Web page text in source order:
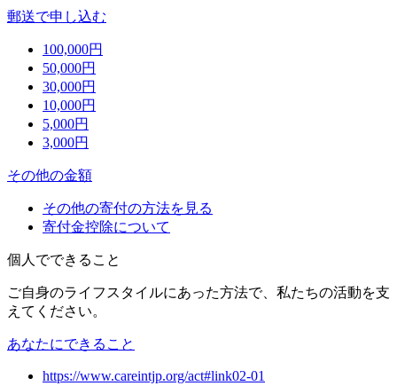
郵送で申し込む
100,000円
50,000円
30,000円
10,000円
5,000円
3,000円
その他の金額
その他の寄付の方法を見る
寄付金控除について
個人でできること
ご自身のライフスタイルにあった方法で、私たちの活動を支
えてください。
あなたにできること
https://www.careintjp.org/act#link02-01